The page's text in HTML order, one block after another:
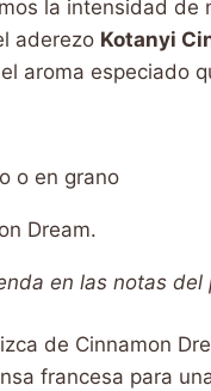
la intensidad de
aderezo Kotanyi
aroma especiado
o en grano
Dream.
en las notas del
de Cinnamon
francesa para